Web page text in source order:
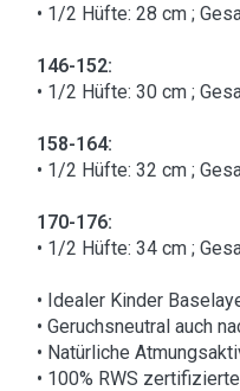
• 1/2 Hüfte: 28 cm ;
146-152:
• 1/2 Hüfte: 30 cm ;
158-164:
• 1/2 Hüfte: 32 cm ;
170-176:
• 1/2 Hüfte: 34 cm ;
• Idealer Kinder
• Geruchsneutral auch
• Natürliche
• 100% RWS